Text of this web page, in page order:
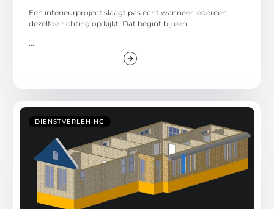
Een interieurproject slaagt pas echt wanneer iedereen
dezelfde richting op kijkt. Dat begint bij een
...
DIENSTVERLENING